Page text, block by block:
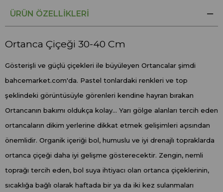
ÜRÜN ÖZELLIKLERI
Ortanca Çiçeği 30-40 Cm
Gösterişli ve güçlü çiçekleri ile büyüleyen Ortancalar şimdi
bahcemarket.com'da. Pastel tonlardaki renkleri ve top
şeklindeki görüntüsüyle görenleri kendine hayran bırakan
Ortancanın bakımı oldukça kolay... Yarı gölge alanları tercih eden
ortancaların dikim yerlerine dikkat etmek gelişimleri açısından
önemlidir. Organik içeriği bol, humuslu ve iyi drenajlı topraklarda
ortanca çiçeği daha iyi gelişme gösterecektir. Zengin, nemli
toprağı tercih eden, bol suya ihtiyacı olan ortanca çiçeklerinin,
sıcaklığa bağlı olarak haftada bir ya da iki kez sulanmaları